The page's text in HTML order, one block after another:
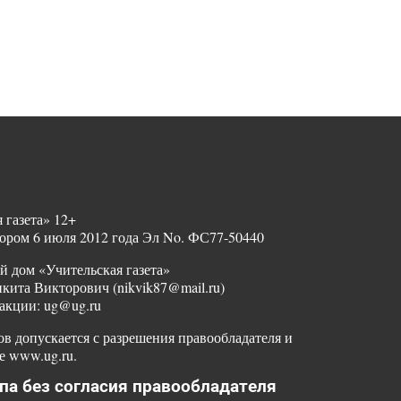
12+
6 июля 2012 года Эл No. ФС77-50440
«Учительская газета»
Викторович (nikvik87@mail.ru)
ug@ug.ru
допускается с разрешения правообладателя и
www.ug.ru.
без согласия правообладателя